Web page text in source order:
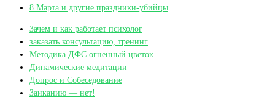
8 Марта и другие праздники-убийцы
Зачем и как работает психолог
заказать консультацию, тренинг
Методика ДФС огненный цветок
Динамические медитации
Допрос и Собеседование
Заиканию — нет!